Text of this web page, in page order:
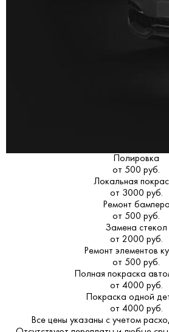
Полировка
от 500 руб.
Локальная
от 3000 руб.
Ремонт бампера
от 500 руб.
Замена стекол
от 2000 руб.
Ремонт элементов
от 500 руб.
Полная покраска
от 4000 руб.
Покраска одной
от 4000 руб.
Все цены указаны с учетом